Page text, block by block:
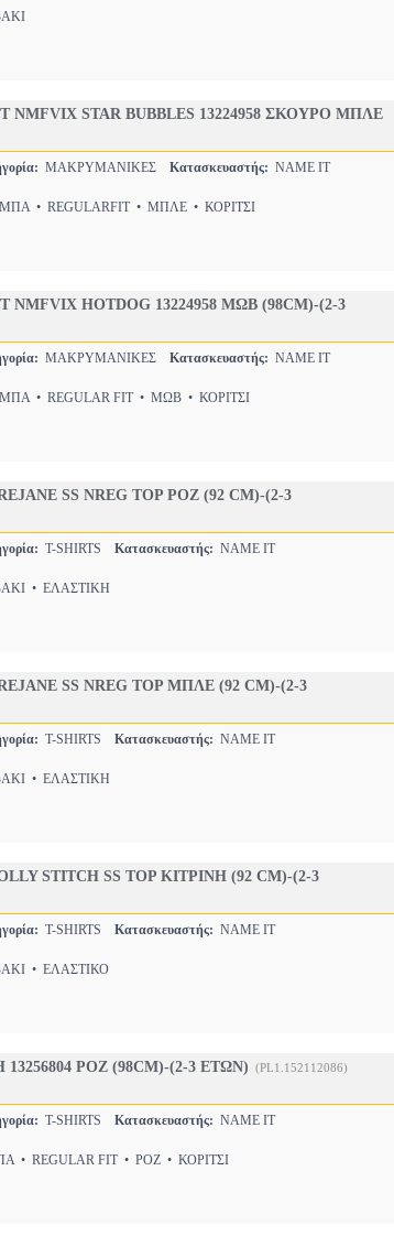
STAR BUBBLES 13224958 ΣΚΟΥΡΟ ΜΠΛΕ
ΜΑΚΡΥΜΑΝΙΚΕΣ Κατασκευαστής: NAME IT
• REGULARFIT • ΜΠΛΕ • ΚΟΡΙΤΣΙ
HOTDOG 13224958 ΜΩΒ (98CM)-(2-3
ΜΑΚΡΥΜΑΝΙΚΕΣ Κατασκευαστής: NAME IT
• REGULAR FIT • ΜΩΒ • ΚΟΡΙΤΣΙ
SS NREG TOP ΡΟΖ (92 CM)-(2-3
T-SHIRTS Κατασκευαστής: NAME IT
• ΕΛΑΣΤΙΚΗ
SS NREG TOP ΜΠΛΕ (92 CM)-(2-3
T-SHIRTS Κατασκευαστής: NAME IT
• ΕΛΑΣΤΙΚΗ
STITCH SS TOP ΚΙΤΡΙΝΗ (92 CM)-(2-3
T-SHIRTS Κατασκευαστής: NAME IT
• ΕΛΑΣΤΙΚΟ
13256804 ΡΟΖ (98CM)-(2-3 ΕΤΩΝ) (PL1.152112086)
T-SHIRTS Κατασκευαστής: NAME IT
• REGULAR FIT • ΡΟΖ • ΚΟΡΙΤΣΙ